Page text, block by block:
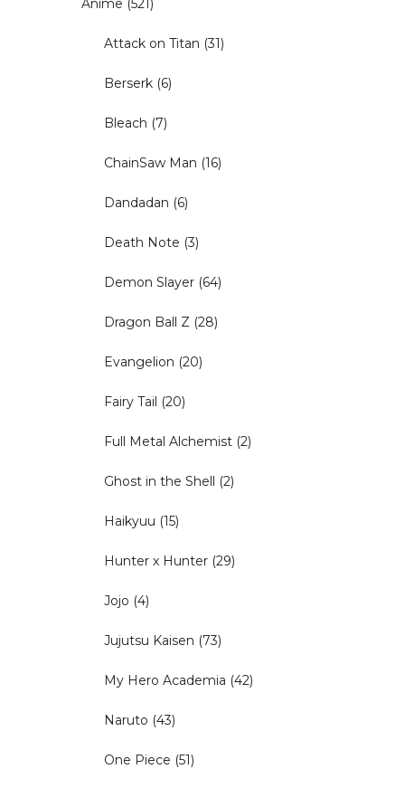
Anime (521)
Attack on Titan (31)
Berserk (6)
Bleach (7)
ChainSaw Man (16)
Dandadan (6)
Death Note (3)
Demon Slayer (64)
Dragon Ball Z (28)
Evangelion (20)
Fairy Tail (20)
Full Metal Alchemist (2)
Ghost in the Shell (2)
Haikyuu (15)
Hunter x Hunter (29)
Jojo (4)
Jujutsu Kaisen (73)
My Hero Academia (42)
Naruto (43)
One Piece (51)